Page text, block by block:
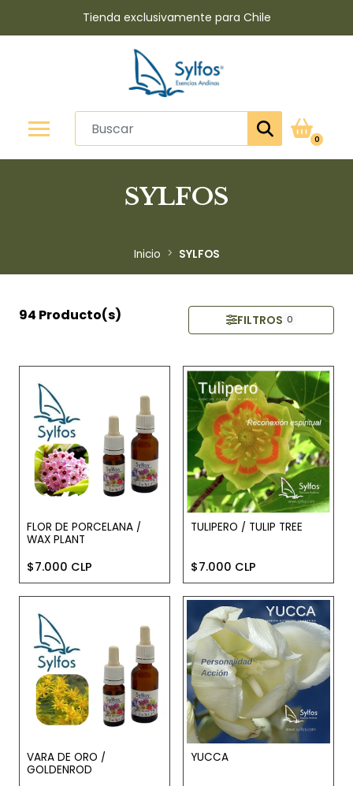
Tienda exclusivamente para Chile
0
SYLFOS
Inicio SYLFOS
94 Producto(s) FILTROS 0
FLOR DE PORCELANA /
WAX PLANT
$7.000 CLP
TULIPERO / TULIP TREE
$7.000 CLP
VARA DE ORO /
GOLDENROD
YUCCA